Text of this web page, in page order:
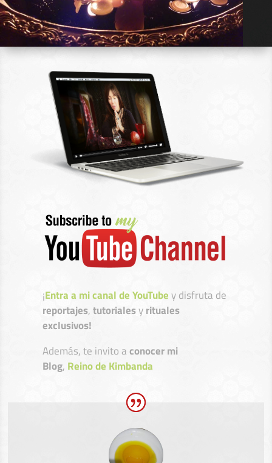
¡Entra a mi canal de YouTubey disfruta de
reportajes,tutorialesyrituales
exclusivos!
Además, te invito aconocer mi
Blog, Reino de Kimbanda